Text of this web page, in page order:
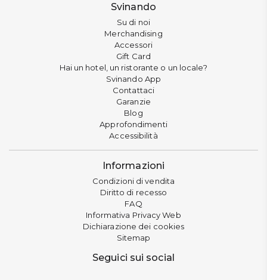
Svinando
Su di noi
Merchandising
Accessori
Gift Card
Hai un hotel, un ristorante o un locale?
Svinando App
Contattaci
Garanzie
Blog
Approfondimenti
Accessibilità
Informazioni
Condizioni di vendita
Diritto di recesso
FAQ
Informativa Privacy Web
Dichiarazione dei cookies
Sitemap
Seguici sui social